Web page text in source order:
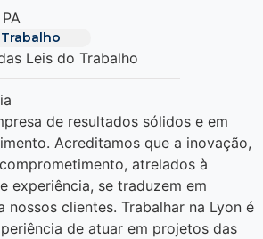
Leis do Trabalho
de resultados sólidos e em
Acreditamos que a inovação,
atrelados à
experiência, se traduzem em
nossos clientes. Trabalhar na Lyon é
de atuar em projetos das